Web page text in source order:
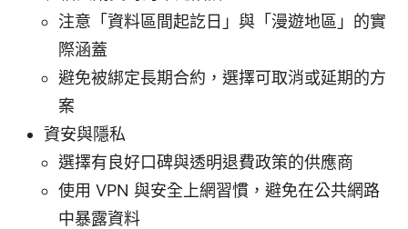
注意「資料區間起訖日」與「漫遊地區」的實
際涵蓋
避免被綁定長期合約，選擇可取消或延期的方
案
資安與隱私
選擇有良好口碑與透明退費政策的供應商
使用 VPN 與安全上網習慣，避免在公共網路
中暴露資料